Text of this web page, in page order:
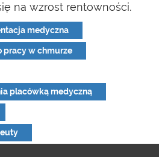
na wzrost rentowności.
medyczna
pracy w chmurze
placówką medyczną